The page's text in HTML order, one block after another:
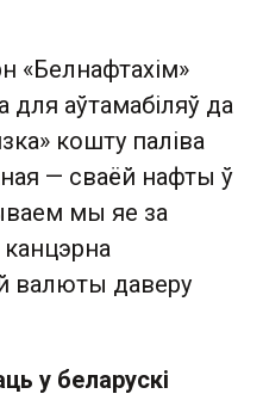
«Белнафтахім»
для аўтамабіляў да
кошту паліва
— сваёй нафты ў
мы яе за
валюты даверу
у беларускі